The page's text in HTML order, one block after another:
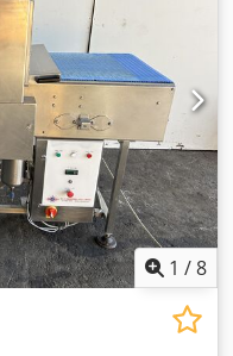
1 /8